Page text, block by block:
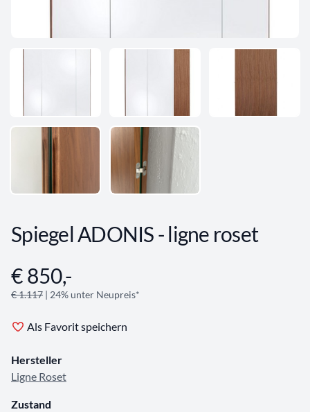
Spiegel ADONIS - ligne roset
Angebotsinformationen
€ 850,-
€ 1.117 | 24% unter Neupreis*
Als Favorit speichern
Hersteller
Ligne Roset
Zustand